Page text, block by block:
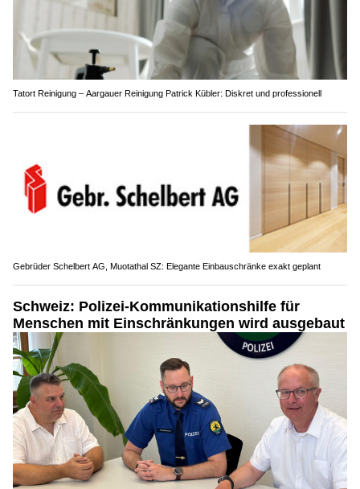
Tatort Reinigung – Aargauer Reinigung Patrick Kübler: Diskret und professionell
Gebrüder Schelbert AG, Muotathal SZ: Elegante Einbauschränke exakt geplant
Schweiz: Polizei-Kommunikationshilfe für
Menschen mit Einschränkungen wird ausgebaut